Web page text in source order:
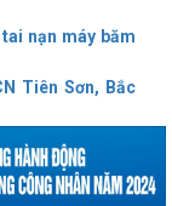
nạn máy băm
Tiên Sơn, Bắc